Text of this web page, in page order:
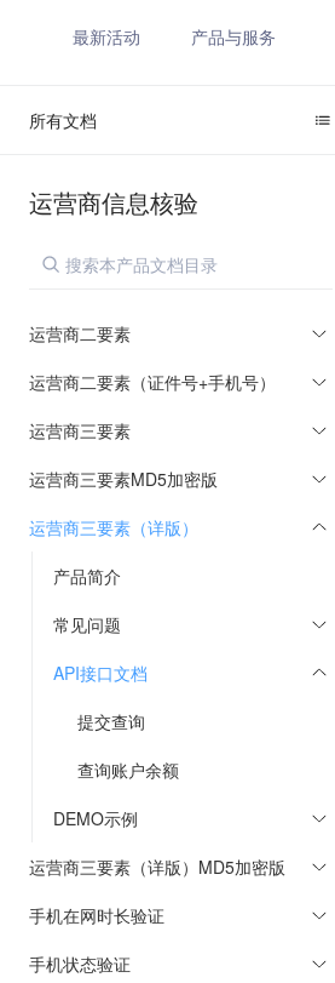
最新活动 产品与服务
所有文档
运营商信息核验
运营商二要素
运营商二要素（证件号+手机号）
运营商三要素
运营商三要素MD5加密版
运营商三要素（详版）
产品简介
常见问题
API接口文档
提交查询
查询账户余额
DEMO示例
运营商三要素（详版）MD5加密版
手机在网时长验证
手机状态验证